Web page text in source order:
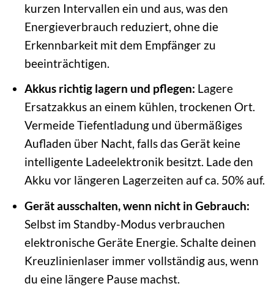
kurzen Intervallen ein und aus, was den
Energieverbrauch reduziert, ohne die
Erkennbarkeit mit dem Empfänger zu
beeinträchtigen.
Akkus richtig lagern und pflegen: Lagere
Ersatzakkus an einem kühlen, trockenen Ort.
Vermeide Tiefentladung und übermäßiges
Aufladen über Nacht, falls das Gerät keine
intelligente Ladeelektronik besitzt. Lade den
Akku vor längeren Lagerzeiten auf ca. 50% auf.
Gerät ausschalten, wenn nicht in Gebrauch:
Selbst im Standby-Modus verbrauchen
elektronische Geräte Energie. Schalte deinen
Kreuzlinienlaser immer vollständig aus, wenn
du eine längere Pause machst.